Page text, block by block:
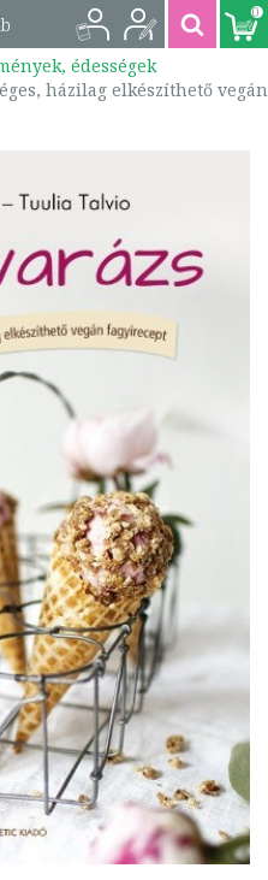
0
édességek
házilag elkészíthető vegán